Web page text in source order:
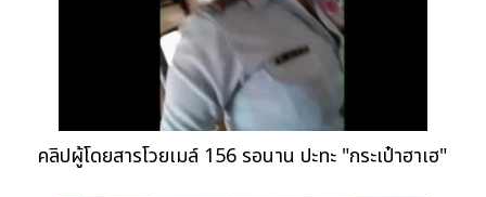
คลิปผู้โดยสารโวยเมล์ 156 รอนาน ปะทะ "กระเป๋าฮาเฮ"